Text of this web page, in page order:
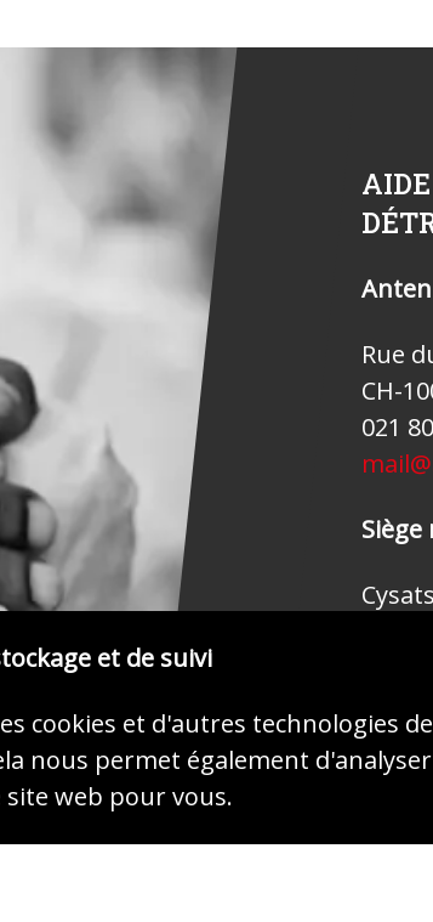
par votre don
Rue
CH-
021
et de suivi
cookies et d'autres technologies
nous permet également
web pour vous.